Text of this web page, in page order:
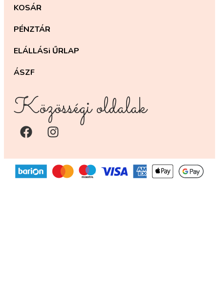
KOSÁR
PÉNZTÁR
ELÁLLÁSi ŰRLAP
ÁSZF
Közösségi oldalak